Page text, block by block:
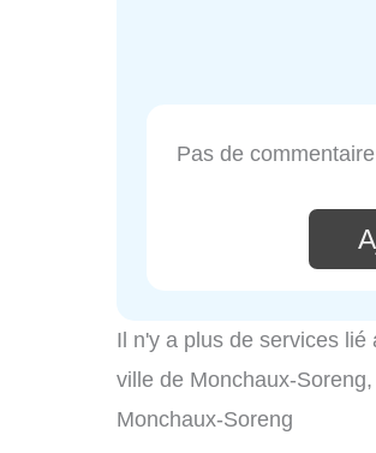
Pas de commentaire
Il n'y a plus de services
ville de Monchaux-
Monchaux-Soreng